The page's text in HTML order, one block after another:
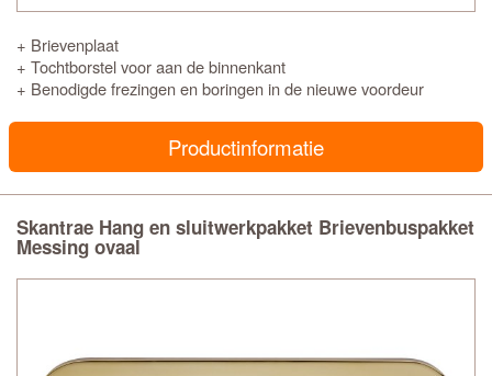
+ Brievenplaat
+ Tochtborstel voor aan de binnenkant
+ Benodigde frezingen en boringen in de nieuwe voordeur
Productinformatie
Skantrae Hang en sluitwerkpakket Brievenbuspakket
Messing ovaal